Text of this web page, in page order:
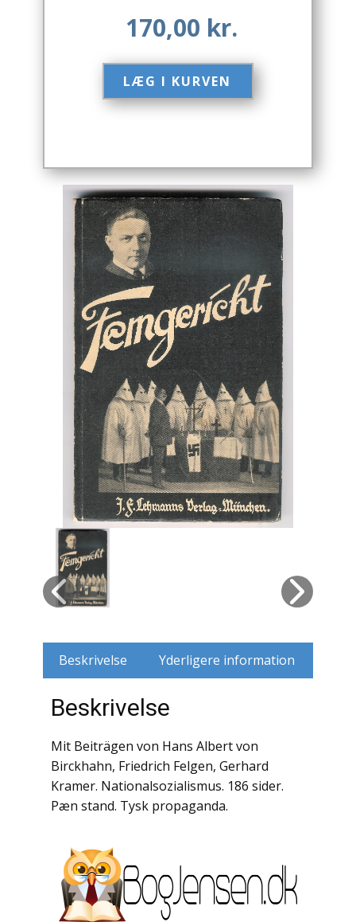
Børn / Unge
Børnebøger
Bryggerier
Design
Drikkevare / Øl / Vin
Engelsk
Erhverv
Europa
Fantasy / Sciencefiction
Filosofi
Håndarbejde
Håndværk
Historie
Hobby
Hus / Have
Husdyr
Jernbaner
Kirkehistorie / Religion
Krige / Slag
Krop / Sind
Kunst
Landbrug / Skovbrug
Litteraturhistorie
170,00 kr.
LÆG I KURVEN​
Beskrivelse Yderligere information
Beskrivelse
Mit Beiträgen von Hans Albert von
Birckhahn, Friedrich Felgen, Gerhard
Kramer. Nationalsozialismus. 186 sider.
Pæn stand. Tysk propaganda.